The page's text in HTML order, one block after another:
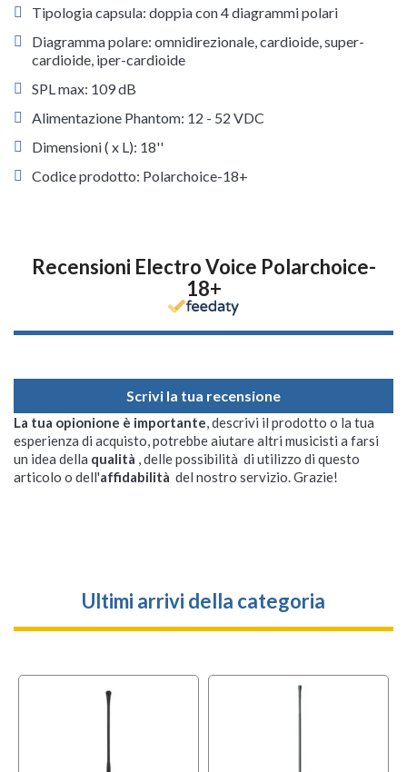
Tipologia capsula: doppia con 4 diagrammi polari
Diagramma polare: omnidirezionale, cardioide, super-
cardioide, iper-cardioide
SPL max: 109 dB
Alimentazione Phantom: 12 - 52 VDC
Dimensioni ( x L): 18''
Codice prodotto: Polarchoice-18+
Recensioni Electro Voice Polarchoice-
18+
Scrivi la tua recensione
La tua opionione è importante, descrivi il prodotto o la tua
esperienza di acquisto, potrebbe aiutare altri musicisti a farsi
un idea della qualità , delle possibilità di utilizzo di questo
articolo o dell'affidabilità del nostro servizio. Grazie!
Ultimi arrivi della categoria